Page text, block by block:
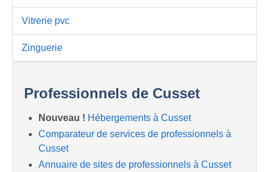
Vitrerie pvc
Zinguerie
Professionnels de Cusset
Nouveau ! Hébergements à Cusset
Comparateur de services de professionnels à
Cusset
Annuaire de sites de professionnels à Cusset